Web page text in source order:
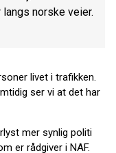
norske veier.
livet i trafikken.
ser vi at det har
mer synlig politi
er rådgiver i NAF.